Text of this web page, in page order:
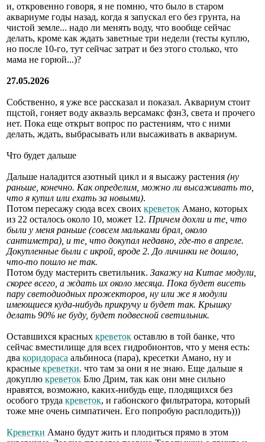
и, откровенно говоря, я не помню, что было в старом
аквариуме годы назад, когда я запускал его без грунта, на
чистой земле... надо ли менять воду, что вообще сейчас
делать, кроме как ждать заветные три недели (тесты куплю,
но после 10-го, тут сейчас затрат и без этого столько, что
мама не горюй...)?
27.05.2026
Собственно, я уже все рассказал и показал. Аквариум стоит
пцстой, гоняет воду акваэль версамакс фзн3, света и прочего
нет. Пока еще открыт вопрос по растениям, что с ними
делать, ждать, выбрасывать или высаживать в аквариум.
Что будет дальше
Дальше наладится азотный цикл и я высажу растения (ну
раньше, конечно. Как определим, можно ли высаживать то,
что я купил или ехать за новыми).
Потом пересажу сюда всех своих креветок Амано, которых
из 22 осталось около 10, может 12. Причем дохли и те, что
были у меня раньше (совсем мальками брал, около
сантиметра), и те, что докупал недавно, где-то в апреле.
Докупленные были с икрой, вроде 2. До личинки не дошло,
что-то пошло не так.
Потом буду мастерить светильник. Закажу на Китае модули,
скорее всего, а ждать их около месяца. Пока будет висеть
пару светодиодных прожекторов, ну или же я модули
имеющиеся куда-нибудь прикручу и будет так. Крышку
делать 90% не буду, будет подвесной светильник.
Оставшихся красных креветок оставлю в той банке, что
сейчас вместилище для всех гидробионтов, что у меня есть:
два коридораса альбиноса (пара), кресетки Амано, ну и
красные креветки. что там за они я не знаю. Еще дальше я
докуплю креветок Блю Дрим, так как они мне сильно
нравятся, возможно, каких-нибудь еще, плодящихся без
особого труда креветок, и габонского фильтратора, который
тоже мне очень симпатичен. Его попробую расплодить)))
Креветки Амано будут жить и плодиться прямо в этом